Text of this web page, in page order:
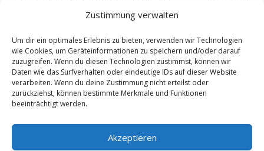
Zustimmung verwalten
Um dir ein optimales Erlebnis zu bieten, verwenden wir Technologien
wie Cookies, um Geräteinformationen zu speichern und/oder darauf
zuzugreifen. Wenn du diesen Technologien zustimmst, können wir
Daten wie das Surfverhalten oder eindeutige IDs auf dieser Website
verarbeiten. Wenn du deine Zustimmung nicht erteilst oder
zurückziehst, können bestimmte Merkmale und Funktionen
beeinträchtigt werden.
Akzeptieren
Obernhof Lahn
Gackenbach (3.19 km)
Kördorf (3.45 km)
Hirschberg Rhein-Lahn-Kreis
Winden Rhein-Lahn-Kreis
Schönborn Rhein-Lahn-Kreis